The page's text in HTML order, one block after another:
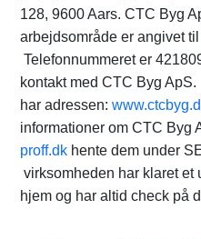
128, 9600 Aars. CTC Byg
arbejdsområde er angivet
Telefonnummeret er
kontakt med CTC Byg
har adressen:
informationer om CTC Byg
proff.dk hente dem under
virksomheden har klaret et
hjem og har altid check på